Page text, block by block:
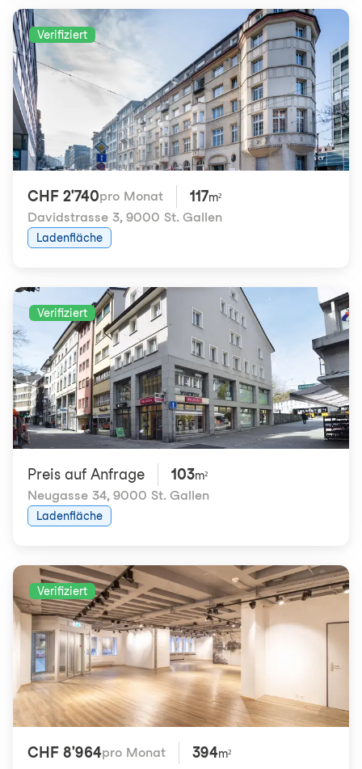
Verifiziert
CHF 2'740pro Monat 117m²
Davidstrasse 3, 9000 St. Gallen
Ladenfläche
Verifiziert
Preis auf Anfrage 103m²
Neugasse 34, 9000 St. Gallen
Ladenfläche
Verifiziert
CHF 8'964pro Monat 394m²